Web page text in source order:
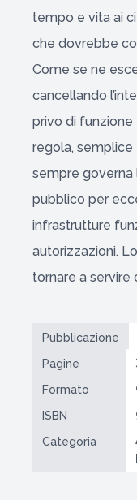
tempo e vita ai
che dovrebbe
Come se ne
cancellando
privo di funzione
regola,
sempre governa
pubblico per
infrastrutture
autorizzazioni.
tornare a servire
Pubblicazione
Pagine
Formato
ISBN
Categoria